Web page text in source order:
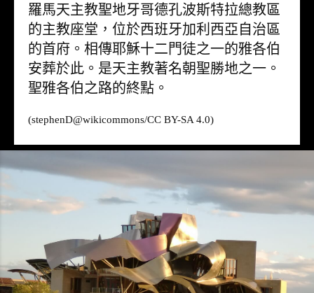
羅馬天主教聖地牙哥德孔波斯特拉總教區
的主教座堂，位於西班牙加利西亞自治區
的首府。相傳耶穌十二門徒之一的雅各伯
安葬於此。是天主教著名朝聖勝地之一。
聖雅各伯之路的終點。
(stephenD@wikicommons/CC BY-SA 4.0)